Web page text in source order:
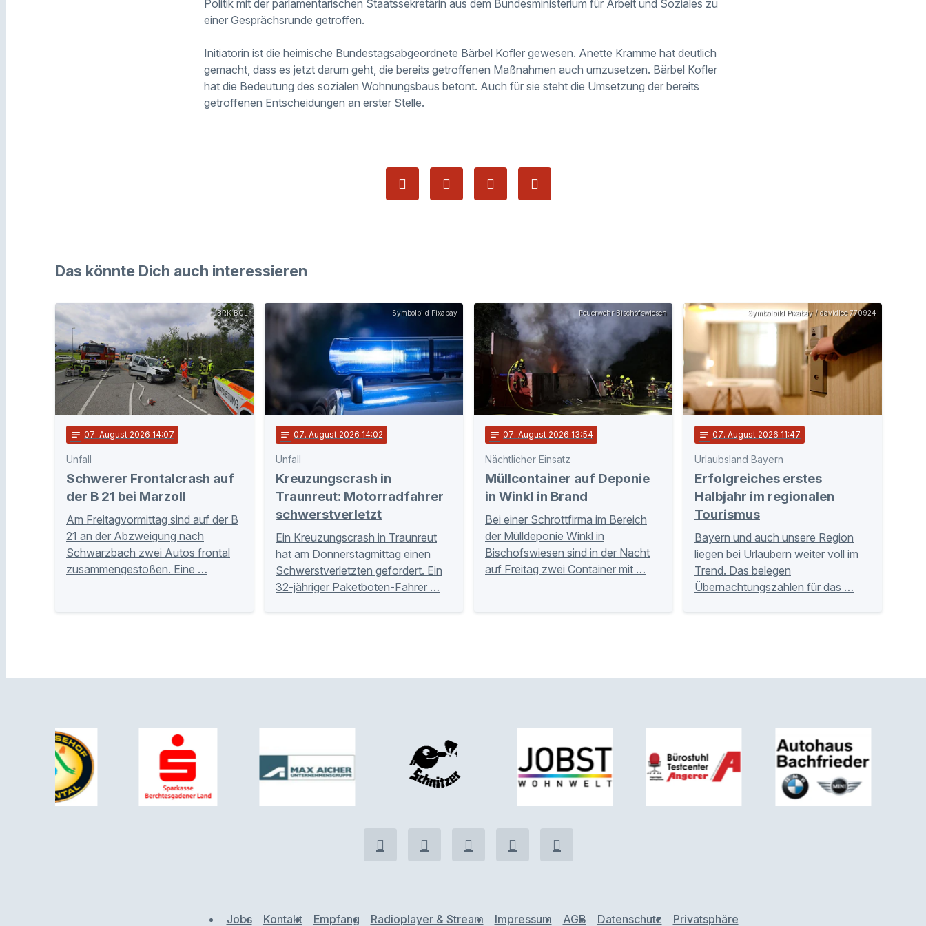
Politik mit der parlamentarischen Staatssekretärin aus dem Bundesministerium für Arbeit und Soziales zu
einer Gesprächsrunde getroffen.
Initiatorin ist die heimische Bundestagsabgeordnete Bärbel Kofler gewesen. Anette Kramme hat deutlich
gemacht, dass es jetzt darum geht, die bereits getroffenen Maßnahmen auch umzusetzen. Bärbel Kofler
hat die Bedeutung des sozialen Wohnungsbaus betont. Auch für sie steht die Umsetzung der bereits
getroffenen Entscheidungen an erster Stelle.
Das könnte Dich auch interessieren
BRK BGL
notes 07. August 2026 14:07
Unfall
Schwerer Frontalcrash auf
der B 21 bei Marzoll
Am Freitagvormittag sind auf der B
21 an der Abzweigung nach
Schwarzbach zwei Autos frontal
zusammengestoßen. Eine …
Symbolbild Pixabay
notes 07. August 2026 14:02
Unfall
Kreuzungscrash in
Traunreut: Motorradfahrer
schwerstverletzt
Ein Kreuzungscrash in Traunreut
hat am Donnerstagmittag einen
Schwerstverletzten gefordert. Ein
32-jähriger Paketboten-Fahrer …
Feuerwehr Bischofswiesen
notes 07. August 2026 13:54
Nächtlicher Einsatz
Müllcontainer auf Deponie
in Winkl in Brand
Bei einer Schrottfirma im Bereich
der Mülldeponie Winkl in
Bischofswiesen sind in der Nacht
auf Freitag zwei Container mit …
Symbolbild Pixabay / davidlee 770924
notes 07. August 2026 11:47
Urlaubsland Bayern
Erfolgreiches erstes
Halbjahr im regionalen
Tourismus
Bayern und auch unsere Region
liegen bei Urlaubern weiter voll im
Trend. Das belegen
Übernachtungszahlen für das …
Jobs Kontakt Empfang Radioplayer & Stream Impressum AGB Datenschutz Privatsphäre